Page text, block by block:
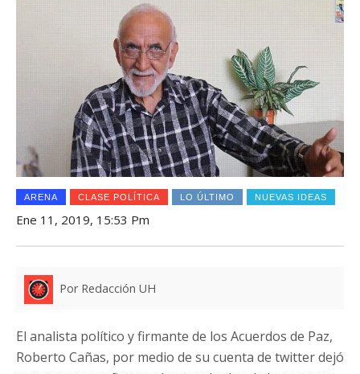
ARENA CLASE POLÍTICA LO ÚLTIMO NUEVAS IDEAS
Ene 11, 2019, 15:53 Pm
Por Redacción UH
El analista político y firmante de los Acuerdos de Paz,
Roberto Cañas, por medio de su cuenta de twitter dejó